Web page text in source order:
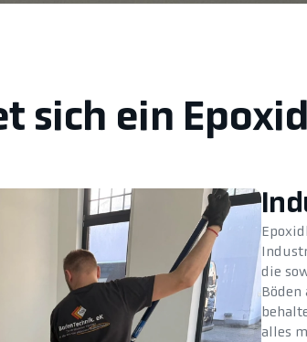
sich ein
die
alles